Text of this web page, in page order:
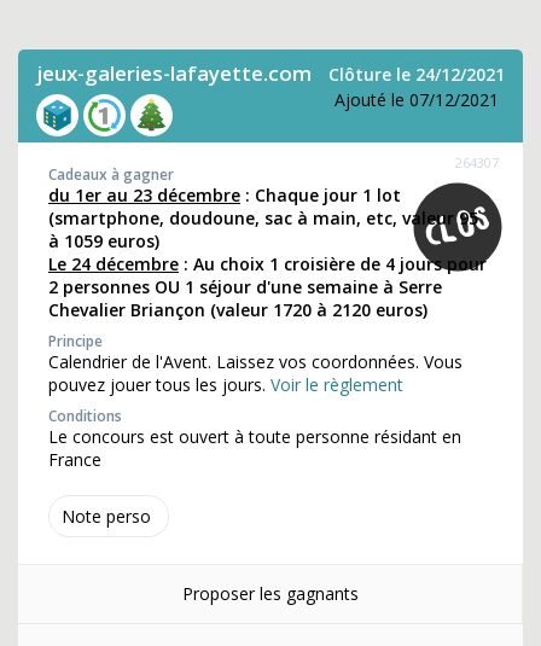
jeux-galeries-lafayette.com
Clôture le 24/12/2021
Ajouté le 07/12/2021
Note perso
264307
Cadeaux à gagner
du 1er au 23 décembre : Chaque jour 1 lot
(smartphone, doudoune, sac à main, etc, valeur 95
à 1059 euros)
Le 24 décembre : Au choix 1 croisière de 4 jours pour
2 personnes OU 1 séjour d'une semaine à Serre
Chevalier Briançon (valeur 1720 à 2120 euros)
Principe
Calendrier de l'Avent. Laissez vos coordonnées. Vous
pouvez jouer tous les jours. Voir le règlement
Conditions
Le concours est ouvert à toute personne résidant en
France
Proposer les gagnants